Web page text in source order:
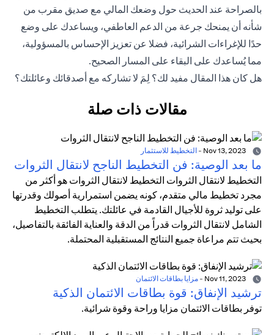
بالصراحة عند الحديث حول وضعك المالي مع صديق مقرب من
شأنه أن يمنحك جرعة من الدعم العاطفي، ويساعدك على وضع
حدًا للإغراءات الشرائية، فضلا عن تعزيز الإحساس بالمسؤولية،
مما يُساعدك على البقاء على المسار الصحيح.
هل كان هذا المقال مفيد لك؟ لِمَ لا تشاركه مع أصدقائك وعائلتك؟
مقالات ذات صلة
- التخطيط للاستثمار
ما بعد الوصية: فن التخطيط الناجح لانتقال الثروات
التخطيط لانتقال الثروات التخطيط لانتقال الثروات هو أكثر من
مجرد تخطيط مالي متقدم، كونه يضمن استمرارية أصولك وقدرتها
على توليد ثروة للأجيال القادمة في عائلتك. يتطلب التخطيط
الشامل لانتقال الثروات قدراً من الدقة والعناية الفائقة بالتفاصيل،
بحيث تتم مراعاة جميع النتائج المستقبلية المحتملة.
- مزايا بطاقات الائتمان
ترشيد الإنفاق: قوة بطاقات الائتمان الذكية
توفر بطاقات الائتمان مزايا وراحة وقوة شرائية.